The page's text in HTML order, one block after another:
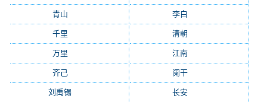
青山 李白
千里 清朝
万里 江南(805)
齐己(781) 阑干(723)
刘禹锡 长安(695)